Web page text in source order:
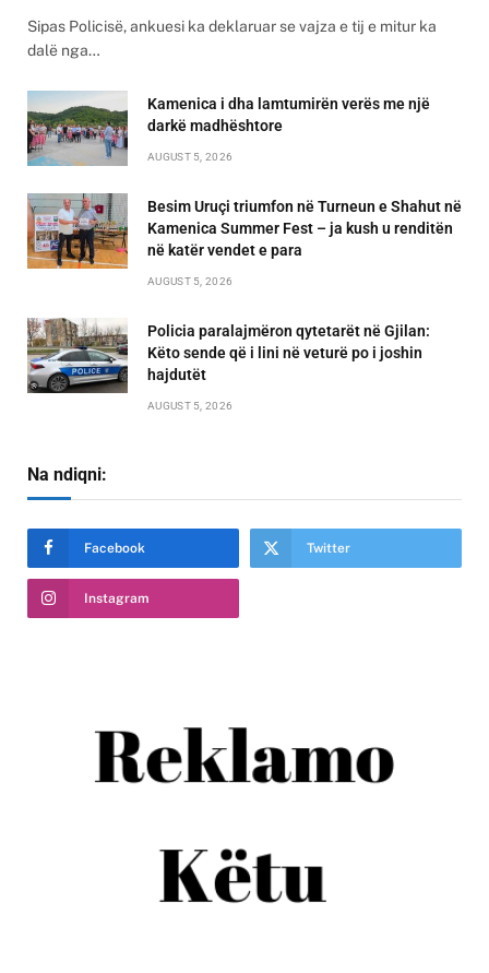
Sipas Policisë, ankuesi ka deklaruar se vajza e tij e mitur ka
dalë nga…
Kamenica i dha lamtumirën verës me një
darkë madhështore
AUGUST 5, 2026
Besim Uruçi triumfon në Turneun e Shahut në
Kamenica Summer Fest – ja kush u renditën
në katër vendet e para
AUGUST 5, 2026
Policia paralajmëron qytetarët në Gjilan:
Këto sende që i lini në veturë po i joshin
hajdutët
AUGUST 5, 2026
Na ndiqni:
Facebook Twitter
Instagram